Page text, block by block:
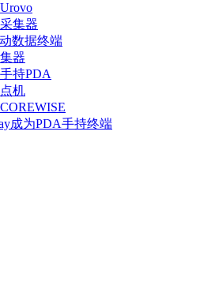
集器
数据终端
器
持PDA
机
成为PDA手持终端